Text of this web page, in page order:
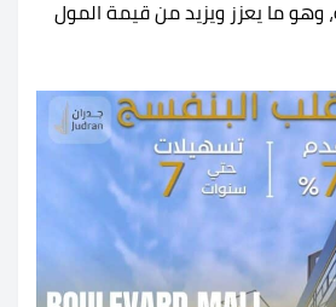
وهو ما يعزز ويزيد من قيمة المول